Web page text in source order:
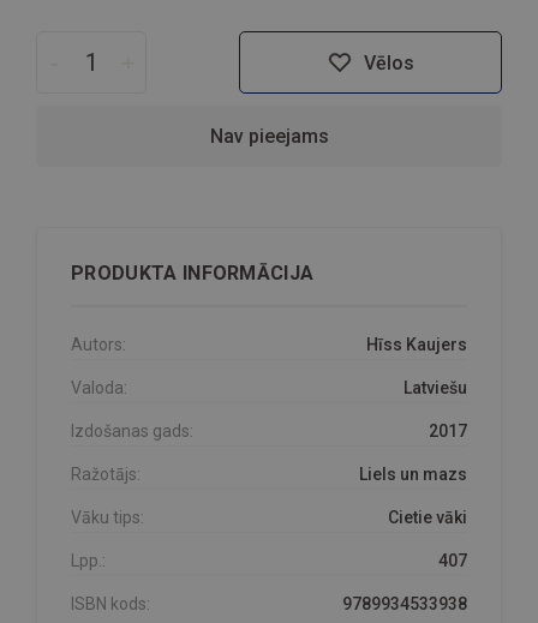
Vēlos
Nav pieejams
PRODUKTA INFORMĀCIJA
Autors: Hīss Kaujers
Valoda: Latviešu
Izdošanas gads: 2017
Ražotājs: Liels un mazs
Vāku tips: Cietie vāki
Lpp.: 407
ISBN kods: 9789934533938